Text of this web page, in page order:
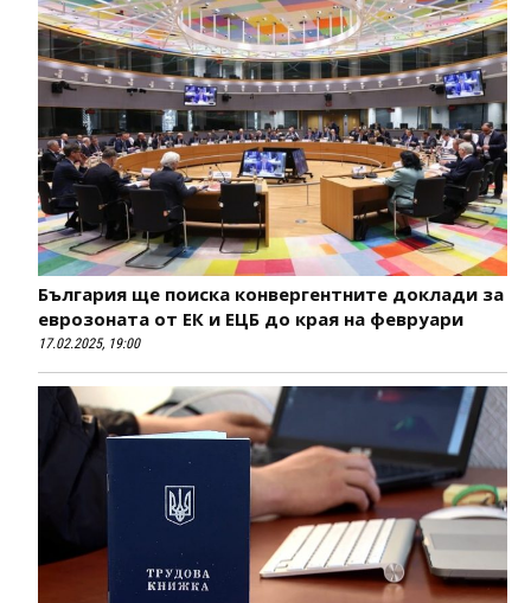
България ще поиска конвергентните доклади за
еврозоната от ЕК и ЕЦБ до края на февруари
17.02.2025, 19:00